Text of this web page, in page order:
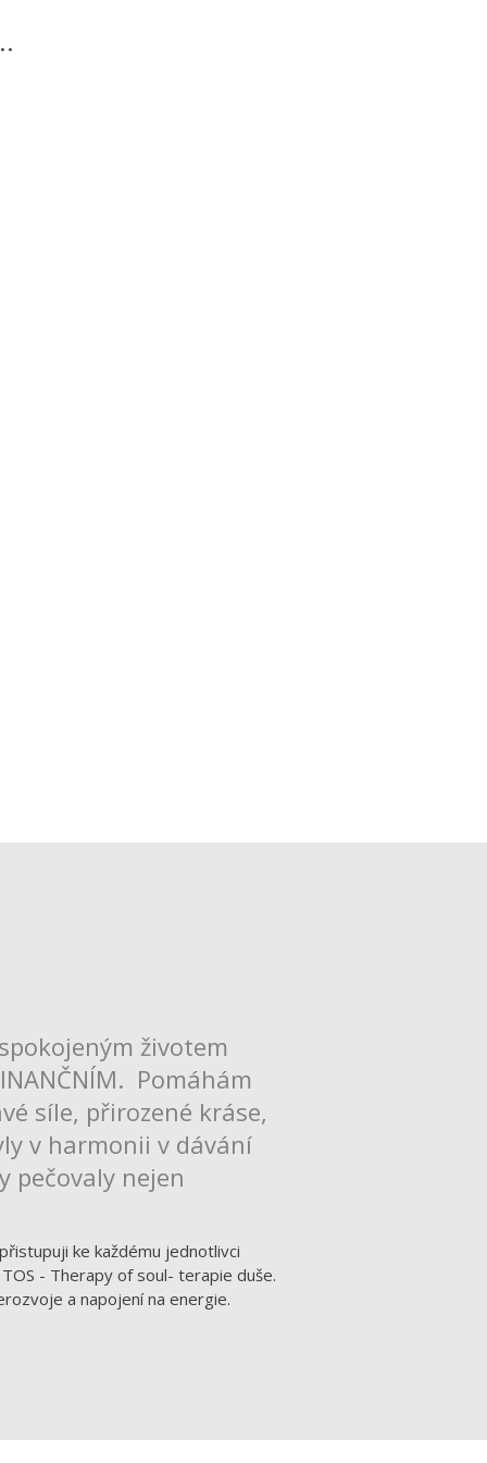
životem
Pomáhám
síle, přirozené kráse,
v harmonii v dávání
pečovaly nejen
ke každému jednotlivci
- Therapy of soul- terapie duše.
a napojení na energie.